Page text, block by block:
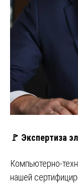
🚩 Экспертиза
Компьютерно-
нашей